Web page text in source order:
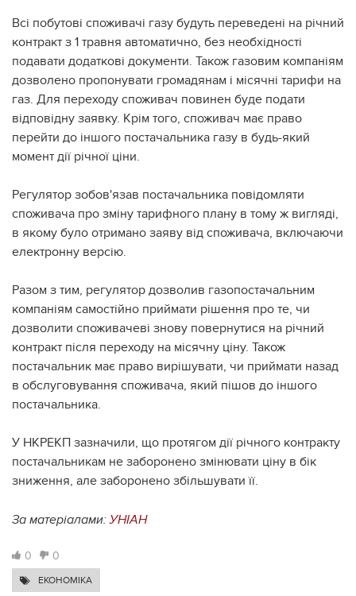
Всі побутові споживачі газу будуть переведені на річний
контракт з 1 травня автоматично, без необхідності
подавати додаткові документи. Також газовим компаніям
дозволено пропонувати громадянам і місячні тарифи на
газ. Для переходу споживач повинен буде подати
відповідну заявку. Крім того, споживач має право
перейти до іншого постачальника газу в будь-який
момент дії річної ціни.
Регулятор зобов'язав постачальника повідомляти
споживача про зміну тарифного плану в тому ж вигляді,
в якому було отримано заяву від споживача, включаючи
електронну версію.
Разом з тим, регулятор дозволив газопостачальним
компаніям самостійно приймати рішення про те, чи
дозволити споживачеві знову повернутися на річний
контракт після переходу на місячну ціну. Також
постачальник має право вирішувати, чи приймати назад
в обслуговування споживача, який пішов до іншого
постачальника.
У НКРЕКП зазначили, що протягом дії річного контракту
постачальникам не заборонено змінювати ціну в бік
зниження, але заборонено збільшувати її.
За матеріалами:УНІАН
0 0
ЕКОНОМІКА